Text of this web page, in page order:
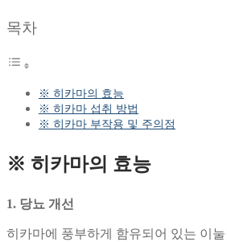
목차
※ 히카마의 효능
※ 히카마 섭취 방법
※ 히카마 부작용 및 주의점
※ 히카마의 효능
1. 당뇨 개선
히카마에 풍부하게 함유되어 있는 이